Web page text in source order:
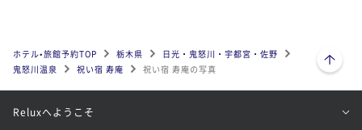
ホテル•旅館予約TOP 栃木県
日光・鬼怒川・宇都宮・佐野
鬼怒川温泉
祝い宿 寿庵 祝い宿 寿庵の写真
ページトップへ
Reluxへようこそ